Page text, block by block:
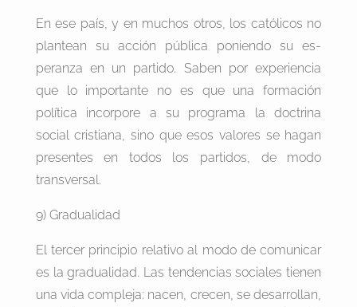
En ese país, y en muchos otros, los católicos no
plantean su acción pública poniendo su es-
peranza en un partido. Saben por experiencia
que lo importante no es que una formación
política incorpore a su programa la doctrina
social cristiana, sino que esos valores se hagan
presentes en todos los partidos, de modo
transversal.
9) Gradualidad
El tercer principio relativo al modo de comunicar
es la gradualidad. Las tendencias sociales tienen
una vida compleja: nacen, crecen, se desarrollan,